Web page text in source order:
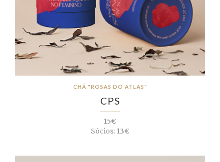
CHÁ "ROSAS DO ATLAS"
CPS
15€
Sócios:13€